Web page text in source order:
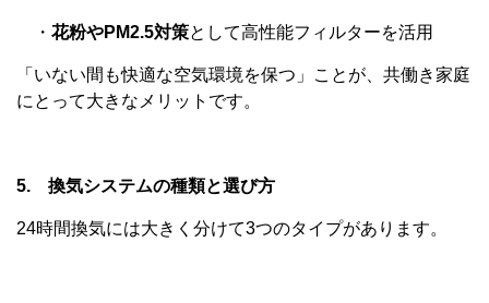
・ 花粉やPM2.5対策として高性能フィルターを活用
「いない間も快適な空気環境を保つ」ことが、共働き家庭
にとって大きなメリットです。
5. 換気システムの種類と選び方
24時間換気には大きく分けて3つのタイプがあります。